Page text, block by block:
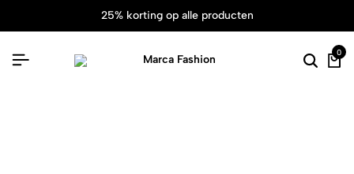
25% korting op alle producten
0